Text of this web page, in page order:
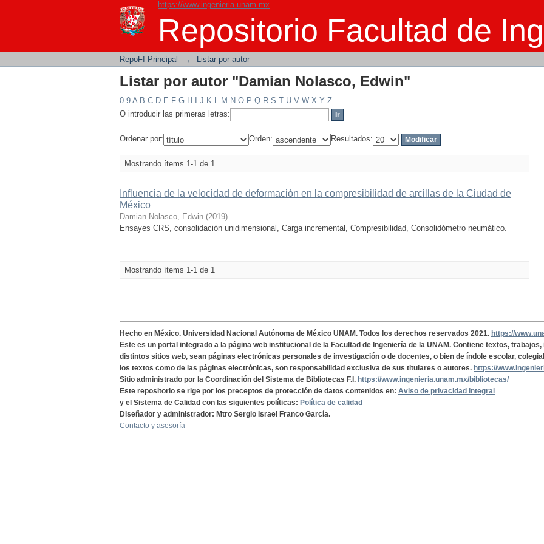
https://www.ingenieria.unam.mx
Repositorio Facultad de
Listar por autor "Damian Nolasco, Edwin"
RepoFI Principal → Listar por autor
Listar por autor "Damian Nolasco, Edwin"
0-9 A B C D E F G H J K L M N O P Q R S T U V W X Y Z
O introducir las primeras letras:
Ordenar por: Orden: Resultados:
Mostrando ítems 1-1 de 1
Influencia de la velocidad de deformación en la compresibilidad de arcillas de la Ciudad de
México
Damian Nolasco, Edwin (2019)
Ensayes CRS, consolidación unidimensional, Carga incremental, Compresibilidad, Consolidómetro neumático.
Mostrando ítems 1-1 de 1
Hecho en México. Universidad Nacional Autónoma de México UNAM. Todos los derechos reservados 2021. https://
Este es un portal integrado a la página web institucional de la Facultad de Ingeniería de la UNAM. Contiene textos,
distintos sitios web, sean páginas electrónicas personales de investigación o de docentes, o bien de índole escolar,
los textos como de las páginas electrónicas, son responsabilidad exclusiva de sus titulares o autores. https://
Sitio administrado por la Coordinación del Sistema de Bibliotecas F.I. https://www.ingenieria.unam.mx/bibliotecas/
Este repositorio se rige por los preceptos de protección de datos contenidos en: Aviso de privacidad integral
y el Sistema de Calidad con las siguientes políticas: Política de calidad
Diseñador y administrador: Mtro Sergio Israel Franco García.
Contacto y asesoría